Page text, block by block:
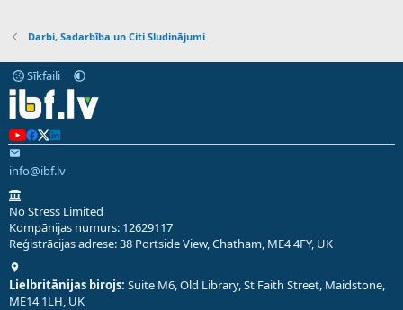
Darbi, Sadarbība un Citi Sludinājumi
Sīkfaili
info@ibf.lv
No Stress Limited
Kompānijas numurs: 12629117
Reģistrācijas adrese: 38 Portside View, Chatham, ME4 4FY, UK
Lielbritānijas birojs: Suite M6, Old Library, St Faith Street, Maidstone,
ME14 1LH, UK